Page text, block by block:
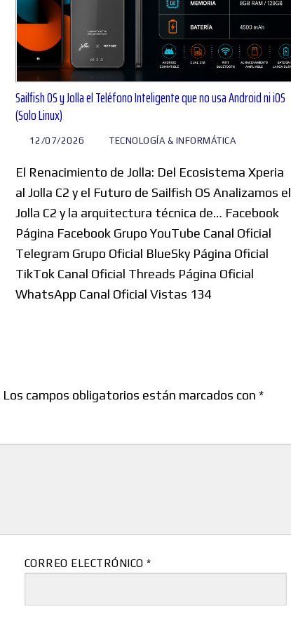
Sailfish OS y Jolla el Teléfono Inteligente que no usa Android ni iOS
(Solo Linux)
12/07/2026 TECNOLOGÍA & INFORMÁTICA
El Renacimiento de Jolla: Del Ecosistema Xperia
al Jolla C2 y el Futuro de Sailfish OS Analizamos el
Jolla C2 y la arquitectura técnica de… Facebook
Página Facebook Grupo YouTube Canal Oficial
Telegram Grupo Oficial BlueSky Página Oficial
TikTok Canal Oficial Threads Página Oficial
WhatsApp Canal Oficial Vistas 134
Los campos obligatorios están marcados con *
CORREO ELECTRÓNICO*